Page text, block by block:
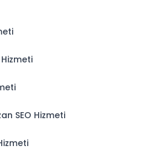
SEO Hizmeti